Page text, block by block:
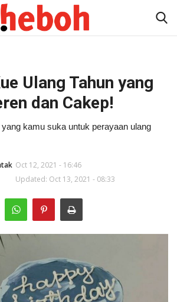
Ulang Tahun yang
dan Cakep!
kamu suka untuk perayaan ulang
Oct 12, 2021 - 16:46
Updated: Oct 13, 2021 - 08:33